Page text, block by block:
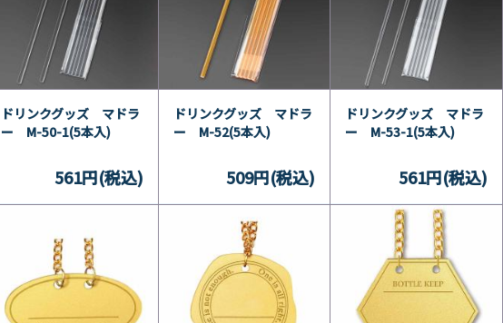
ドリンクグッズ マドラ
ー M-50-1(5本入)
561円(税込)
ドリンクグッズ マドラ
ー M-52(5本入)
509円(税込)
ドリンクグッズ マドラ
ー M-53-1(5本入)
561円(税込)